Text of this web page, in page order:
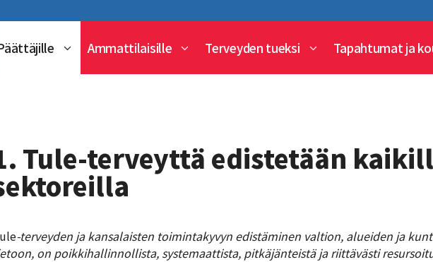
Ammattilaisille Terveyden tueksi Tapahtumat ja
Tule-terveyttä edistetään
-terveyden ja kansalaisten toimintakyvyn edistäminen valtion, alueiden ja
on poikkihallinnollista, systemaattista, pitkäjänteistä ja riittävästi